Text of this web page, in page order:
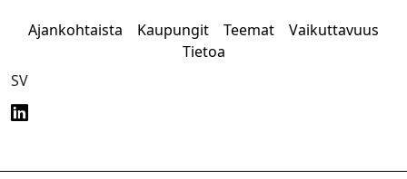
Ajankohtaista Kaupungit Teemat
Vaikuttavuus
Tietoa
SV